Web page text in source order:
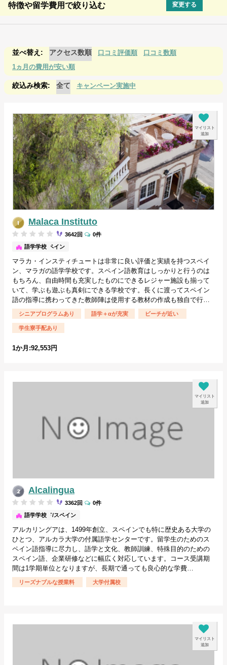
特徴や留学費用で絞り込む 変更する
アクセス数順 口コミ評価順
口コミ数順
1ヵ月の費用が安い順
全て キャンペーン実施中
マイリスト
追加
Malaca Instituto
マラガ/スペイン
語学学校
3642回 0件
マラカ・インスティチュートは非常に良い評価と実績を持つスペイ
ン、マラガの語学学校です。スペイン語教育はしっかりと行うのは
もちろん、自由時間も充実したものにできるレジャー施設も揃って
いて、学ぶも遊ぶも真剣にできる学校です。長くに渡ってスペイン
語の指導に携わってきた教師陣は使用する教材の作成も独自で行…
シニアプログラムあり 語学＋αが充実 ビーチが近い
学生寮手配あり
1か月:92,553円
マイリスト
追加
Alcalingua
マドリード/スペイン
語学学校
3362回 0件
アルカリングアは、1499年創立、スペインでも特に歴史ある大学の
ひとつ、アルカラ大学の付属語学センターです。留学生のためのス
ペイン語指導に尽力し、語学と文化、教師訓練、特殊目的のための
スペイン語、企業研修などに幅広く対応しています。コース受講期
間は1学期単位となりますが、長期で通っても良心的な学費…
リーズナブルな授業料 大学付属校
マイリスト
追加